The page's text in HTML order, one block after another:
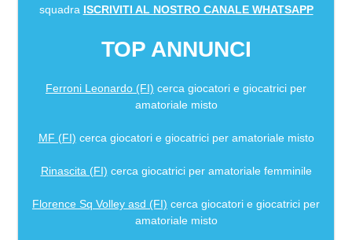
squadra ISCRIVITI AL NOSTRO CANALE WHATSAPP
TOP ANNUNCI
Ferroni Leonardo (FI) cerca giocatori e giocatrici per
amatoriale misto
MF (FI) cerca giocatori e giocatrici per amatoriale misto
Rinascita (FI) cerca giocatrici per amatoriale femminile
Florence Sq Volley asd (FI) cerca giocatori e giocatrici per
amatoriale misto